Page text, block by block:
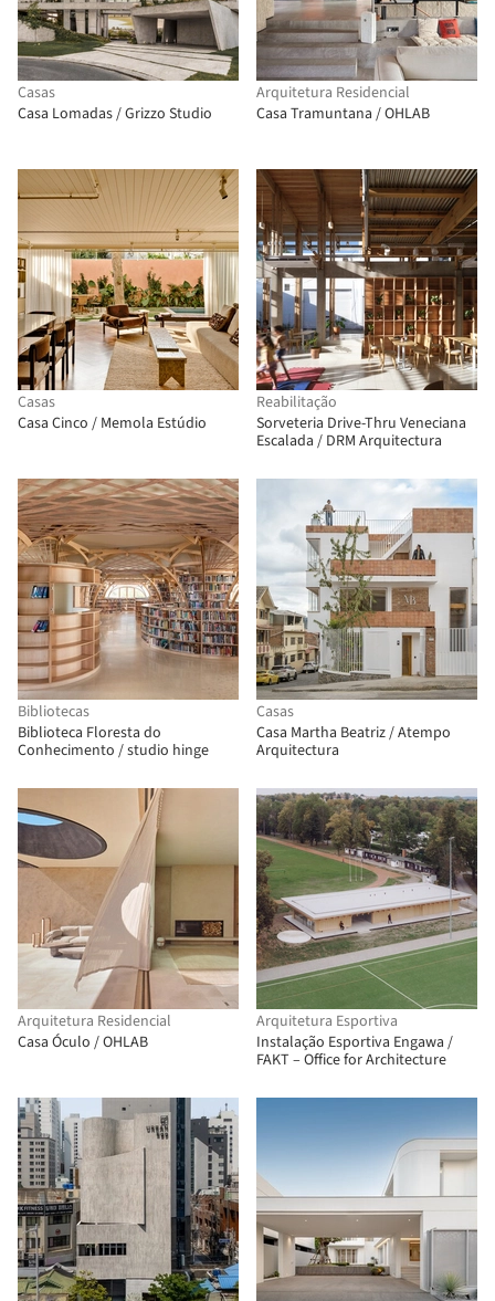
Casas
Casa Lomadas / Grizzo Studio
Arquitetura Residencial
Casa Tramuntana / OHLAB
Casas
Casa Cinco / Memola Estúdio
Reabilitação
Sorveteria Drive-Thru Veneciana
Escalada / DRM Arquitectura
Bibliotecas
Biblioteca Floresta do
Conhecimento / studio hinge
Casas
Casa Martha Beatriz / Atempo
Arquitectura
Arquitetura Residencial
Casa Óculo / OHLAB
Arquitetura Esportiva
Instalação Esportiva Engawa /
FAKT – Office for Architecture